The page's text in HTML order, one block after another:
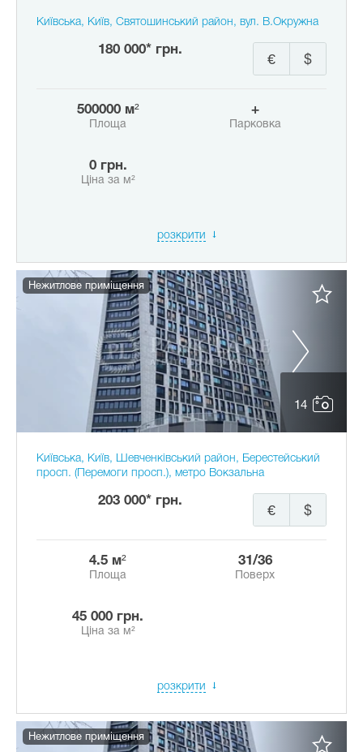
Київська, Київ, Святошинський район, вул. В.Окружна
180 000* грн.
$
€
500000 м²
Площа
+
Парковка
0 грн.
Ціна за м²
розкрити
14
Нежитлове приміщення
Київська, Київ, Шевченківський район, Берестейський
просп. (Перемоги просп.), метро Вокзальна
203 000* грн.
$
€
4.5 м²
Площа
31/36
Поверх
45 000 грн.
Ціна за м²
розкрити
Нежитлове приміщення